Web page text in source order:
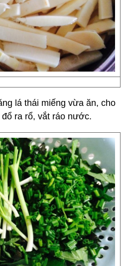
lá thái miếng vừa ăn, cho
ra rổ, vắt ráo nước.